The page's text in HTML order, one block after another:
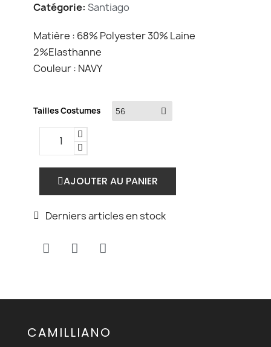
Catégorie Santiago
Matière : 68% Polyester 30% Laine
2%Elasthanne
Couleur : NAVY
Tailles Costumes
AJOUTER AU PANIER
Derniers articles en stock
CAMILLIANO